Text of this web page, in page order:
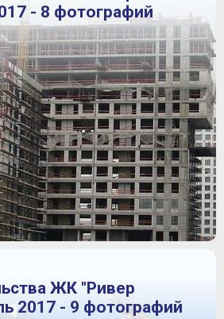
- 8 фотографий
ЖК "Ривер
2017 - 9 фотографий